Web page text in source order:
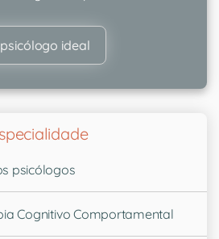
ideal
psicólogos
Cognitivo Comportamental